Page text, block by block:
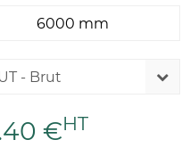
- Brut
€HT